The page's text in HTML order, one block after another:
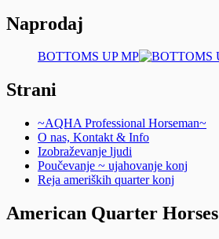
Naprodaj
BOTTOMS UP MP
Strani
~AQHA Professional Horseman~
O nas, Kontakt & Info
Izobraževanje ljudi
Poučevanje ~ ujahovanje konj
Reja ameriških quarter konj
American Quarter Horses